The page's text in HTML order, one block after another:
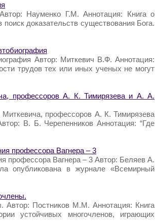
Науменко Г.М. Аннотация: Книга о
доказательств существования Бога.
Автор: Миткевич В.Ф. Аннотация:
трудов тех или иных ученых не могут
профессоров А. К. Тимирязева и А. А.
профессоров А. К. Тимирязева
В. Б. Черепенников Аннотация: “Где
профессора Вагнера – 3
профессора Вагнера – 3 Автор: Беляев А.
опубликована в журнале «Всемирный
Автор: Постников М.М. Аннотация: Книга
устойчивых многочленов, играющих